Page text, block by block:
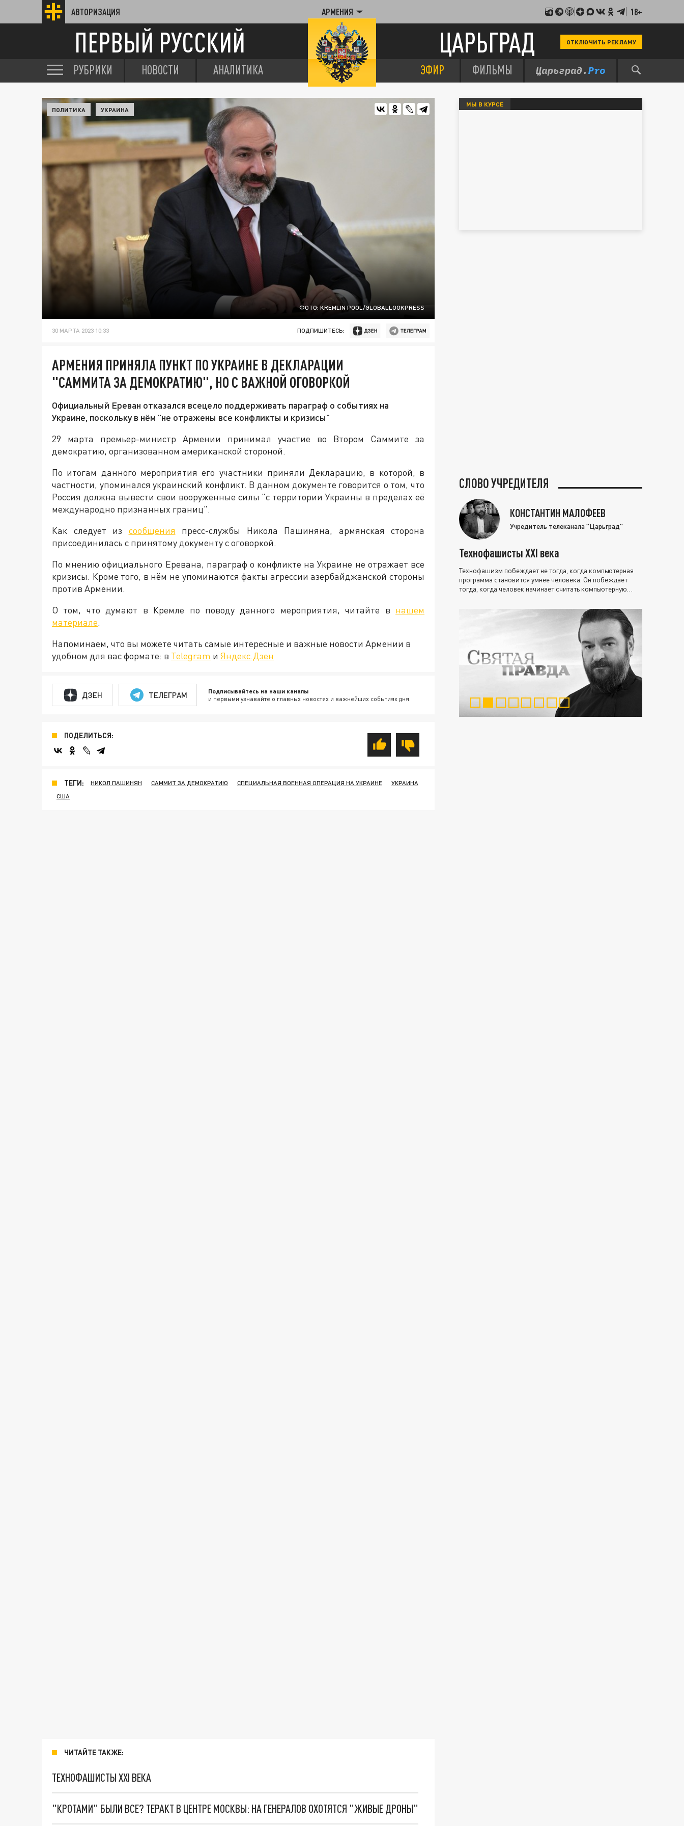
АВТОРИЗАЦИЯ АРМЕНИЯ 18+
ПЕРВЫЙ РУССКИЙ ЦАРЬГРАД ОТКЛЮЧИТЬ РЕКЛАМУ
РУБРИКИ НОВОСТИ АНАЛИТИКА ЭФИР ФИЛЬМЫ
ФОТО: KREMLIN POOL/GLOBALLOOKPRESS
ПОЛИТИКА УКРАИНА
30 МАРТА 2023 10:33 ПОДПИШИТЕСЬ:
АРМЕНИЯ ПРИНЯЛА ПУНКТ ПО УКРАИНЕ В ДЕКЛАРАЦИИ
"САММИТА ЗА ДЕМОКРАТИЮ", НО С ВАЖНОЙ ОГОВОРКОЙ
Официальный Ереван отказался всецело поддерживать параграф о событиях на
Украине, поскольку в нём "не отражены все конфликты и кризисы"
29 марта премьер-министр Армении принимал участие во Втором Саммите за
демократию, организованном американской стороной.
По итогам данного мероприятия его участники приняли Декларацию, в которой, в
частности, упоминался украинский конфликт. В данном документе говорится о том, что
Россия должна вывести свои вооружённые силы "с территории Украины в пределах её
международно признанных границ".
Как следует из сообщения пресс-службы Никола Пашиняна, армянская сторона
присоединилась с принятому документу с оговоркой.
По мнению официального Еревана, параграф о конфликте на Украине не отражает все
кризисы. Кроме того, в нём не упоминаются факты агрессии азербайджанской стороны
против Армении.
О том, что думают в Кремле по поводу данного мероприятия, читайте в нашем
материале.
Напоминаем, что вы можете читать самые интересные и важные новости Армении в
удобном для вас формате: в Telegram и Яндекс.Дзен
ДЗЕН ТЕЛЕГРАМ Подписывайтесь на наши каналы
и первыми узнавайте о главных новостях и важнейших событиях дня.
ПОДЕЛИТЬСЯ:
ТЕГИ: НИКОЛ ПАШИНЯН САММИТ ЗА ДЕМОКРАТИЮ СПЕЦИАЛЬНАЯ ВОЕННАЯ ОПЕРАЦИЯ НА УКРАИНЕ
УКРАИНА
США
ЧИТАЙТЕ ТАКЖЕ:
ТЕХНОФАШИСТЫ XXI ВЕКА
"КРОТАМИ" БЫЛИ ВСЕ? ТЕРАКТ В ЦЕНТРЕ МОСКВЫ: НА ГЕНЕРАЛОВ ОХОТЯТСЯ "ЖИВЫЕ ДРОНЫ"
МЫ В КУРСЕ
СЛОВО УЧРЕДИТЕЛЯ
КОНСТАНТИН МАЛОФЕЕВ
Учредитель телеканала "Царьград"
Технофашисты XXI века
Технофашизм побеждает не тогда, когда компьютерная
программа становится умнее человека. Он побеждает
тогда, когда человек начинает считать компьютерную